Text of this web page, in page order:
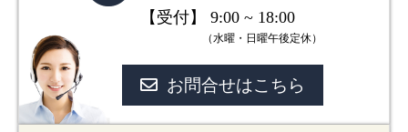
【受付】 9:00 ~ 18:00
（水曜・日曜午後定休）
お問合せはこちら